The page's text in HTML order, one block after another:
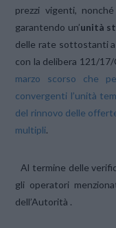
prezzi vigenti,
garantendo un’unità
delle rate sottostanti
con la delibera 121/17/
marzo scorso che
convergenti l’unità
del rinnovo delle
multipli.
Al termine delle
gli operatori
dell’Autorità .